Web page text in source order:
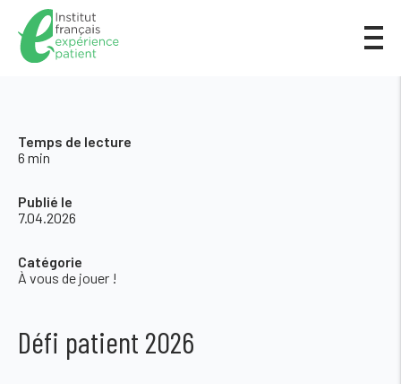
Temps de lecture
6 min
Publié le
7.04.2026
Catégorie
À vous de jouer !
Défi patient 2026